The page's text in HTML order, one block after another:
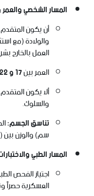
المسار الشخصي
أن يكون
والولادة (مع
العمل بالخارج
العمر بين17 و 22 عاماً
ألا يكون
والسلوك.
تناسق الجسم:
سم) والوزن بين (52 كجم إلى 95 كجم).
المسار الطبي
اجتياز الفحص
العسكرية حصراً